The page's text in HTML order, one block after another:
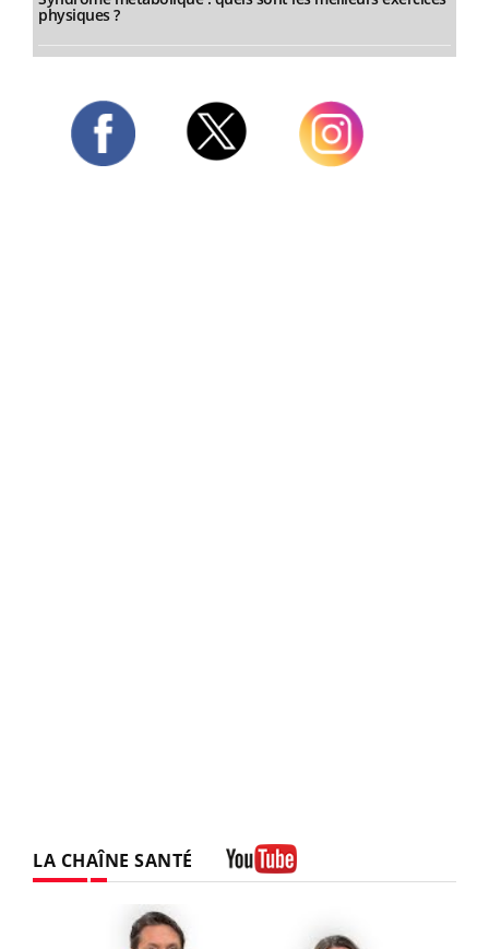
physiques ?
LA CHAÎNE SANTÉ